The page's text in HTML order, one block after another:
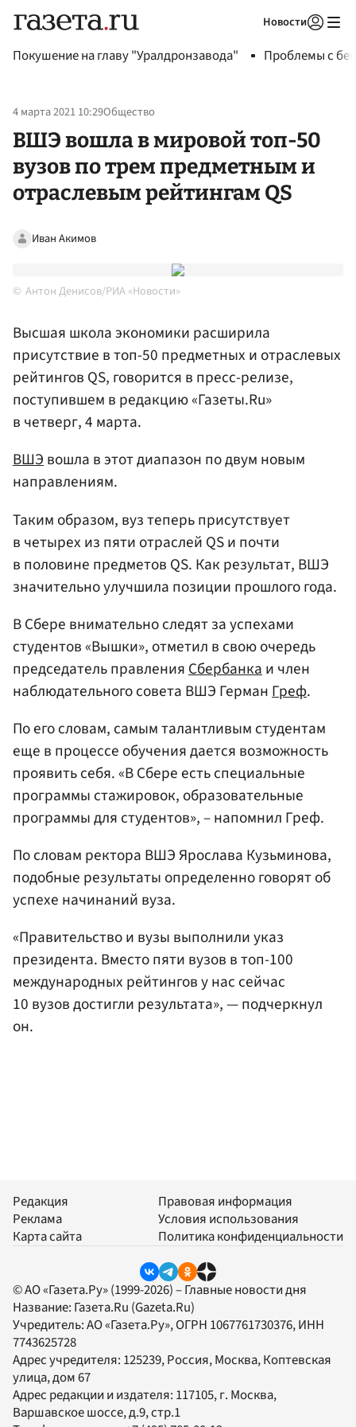
Новости
Покушение на главу "Уралдронзавода" Проблемы с
4 марта 2021 10:29Общество
ВШЭ вошла в мировой топ-50
вузов по трем предметным и
отраслевым рейтингам QS
Иван Акимов
Антон Денисов/РИА «Новости»
Высшая школа экономики расширила
присутствие в топ-50 предметных и отраслевых
рейтингов QS, говорится в пресс-релизе,
поступившем в редакцию «Газеты.Ru»
в четверг, 4 марта.
ВШЭвошла в этот диапазон по двум новым
направлениям.
Таким образом, вуз теперь присутствует
в четырех из пяти отраслей QS и почти
в половине предметов QS. Как результат, ВШЭ
значительно улучшила позиции прошлого года.
В Сбере внимательно следят за успехами
студентов «Вышки», отметил в свою очередь
председатель правленияСбербанкаи член
наблюдательного совета ВШЭ ГерманГреф.
По его словам, самым талантливым студентам
еще в процессе обучения дается возможность
проявить себя. «В Сбере есть специальные
программы стажировок, образовательные
программы для студентов», – напомнил Греф.
По словам ректора ВШЭ Ярослава Кузьминова,
подобные результаты определенно говорят об
успехе начинаний вуза.
«Правительство и вузы выполнили указ
президента. Вместо пяти вузов в топ-100
международных рейтингов у нас сейчас
10 вузов достигли результата», — подчеркнул
он.
Редакция
Реклама
Карта сайта
Правовая информация
Условия использования
Политика конфиденциальности
© АО «Газета.Ру» (1999-2026) – Главные новости дня
Название: Газета.Ru (Gazeta.Ru)
Учредитель:АО «Газета.Ру», ОГРН 1067761730376, ИНН
7743625728
Адрес учредителя: 125239, Россия, Москва, Коптевская
улица, дом 67
Адрес редакции и издателя: 117105, г. Москва,
Варшавское шоссе, д.9, стр.1